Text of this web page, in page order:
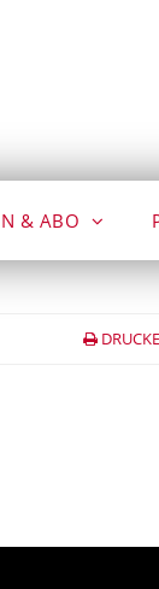
& ABO